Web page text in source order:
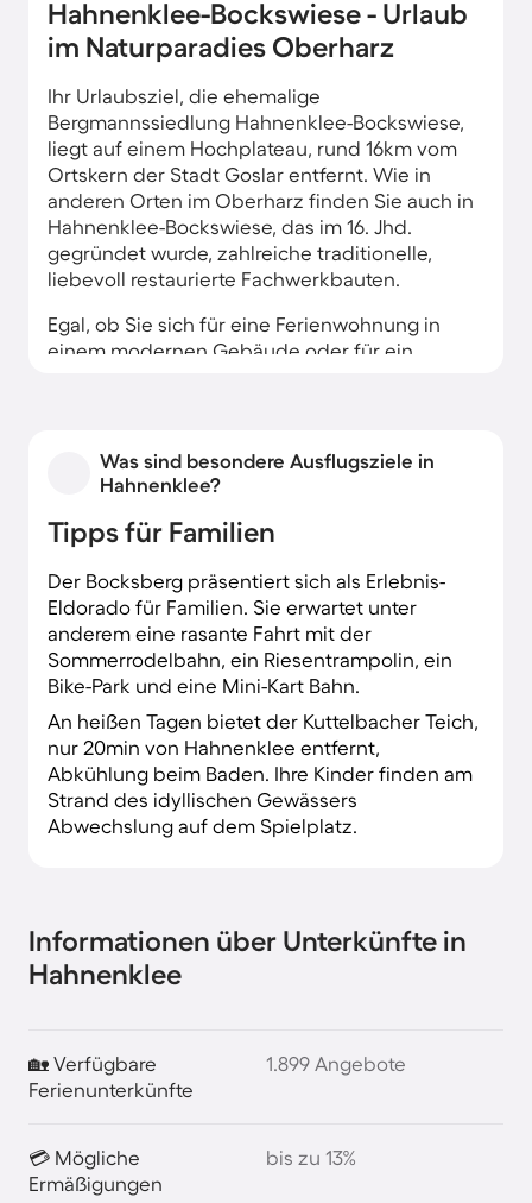
Hahnenklee-Bockswiese - Urlaub
im Naturparadies Oberharz
Ihr Urlaubsziel, die ehemalige
Bergmannssiedlung Hahnenklee-Bockswiese,
liegt auf einem Hochplateau, rund 16km vom
Ortskern der Stadt Goslar entfernt. Wie in
anderen Orten im Oberharz finden Sie auch in
Hahnenklee-Bockswiese, das im 16. Jhd.
gegründet wurde, zahlreiche traditionelle,
liebevoll restaurierte Fachwerkbauten.
Egal, ob Sie sich für eine Ferienwohnung in
einem modernen Gebäude oder für ein
Einrichtung freuen. Dank der idealen Lage sind
Ausflugsziele wie das Bergwerksmuseum in
Rammelsberg leicht zu erreichen.
Was sind besondere Ausflugsziele in
Hahnenklee?
Tipps für Familien
Der Bocksberg präsentiert sich als Erlebnis-
Eldorado für Familien. Sie erwartet unter
anderem eine rasante Fahrt mit der
Sommerrodelbahn, ein Riesentrampolin, ein
Bike-Park und eine Mini-Kart Bahn.
An heißen Tagen bietet der Kuttelbacher Teich,
nur 20min von Hahnenklee entfernt,
Abkühlung beim Baden. Ihre Kinder finden am
Strand des idyllischen Gewässers
Abwechslung auf dem Spielplatz.
Informationen über Unterkünfte in
Hahnenklee
🏡 Verfügbare
Ferienunterkünfte
1.899 Angebote
💳 Mögliche
Ermäßigungen
bis zu 13%